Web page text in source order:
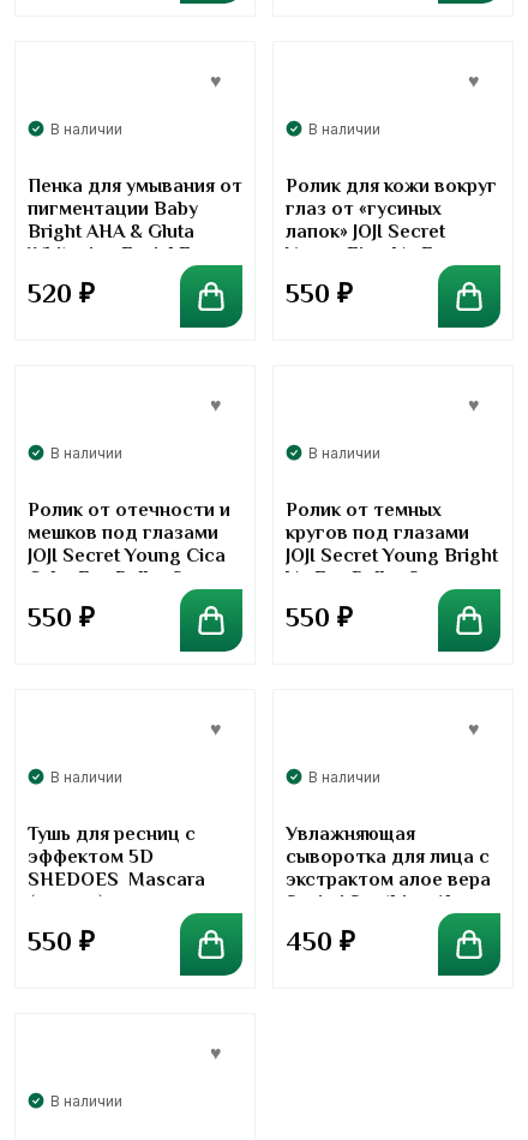
В наличии
Пенка для умывания от
пигментации Baby
Bright AHA & Gluta
Whitening Facial Foam
520 ₽
В наличии
Ролик для кожи вокруг
глаз от «гусиных
лапок» JOJI Secret
Young Firm Up Eye
Roller Serum
550 ₽
В наличии
Ролик от отечности и
мешков под глазами
JOJI Secret Young Cica
Calm Eye Roller Serum
550 ₽
В наличии
Ролик от темных
кругов под глазами
JOJI Secret Young Bright
Up Eye Roller Serum
550 ₽
В наличии
Тушь для ресниц с
эффектом 5D
SHEDOES Mascara
(черная)
550 ₽
В наличии
Увлажняющая
сыворотка для лица с
экстрактом алое вера
Sasimi Soothing Aloe
Vera Face Serum
450 ₽
В наличии